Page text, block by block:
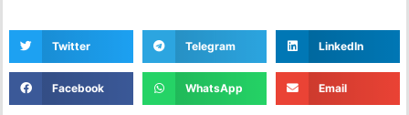
Twitter Telegram LinkedIn
Facebook WhatsApp Email